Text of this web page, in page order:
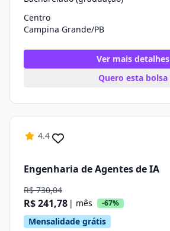
Centro
Campina Grande/PB
Ver mais detalhes
Quero esta bolsa
4.4
Engenharia de Agentes de IA
R$ 730,04
R$ 241,78 | mês -67%
Mensalidade grátis